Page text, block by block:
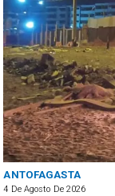
ANTOFAGASTA
4 De Agosto De 2026